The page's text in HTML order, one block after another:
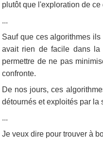
plutôt que l'exploration de ce
...
Sauf que ces algorithmes
avait rien de facile dans
permettre de ne pas
confronte.
De nos jours, ces
détournés et exploités par la
...
Je veux dire pour trouver à